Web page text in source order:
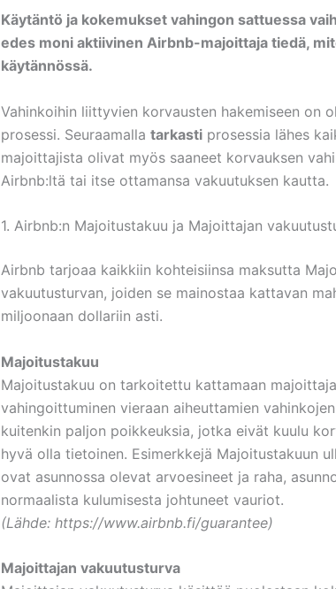
Käytäntö ja kokemukset vahingon sattuessa
edes moni aktiivinen Airbnb-majoittaja tiedä,
käytännössä.
Vahinkoihin liittyvien korvausten hakemiseen on
prosessi. Seuraamalla tarkasti prosessia lähes
majoittajista olivat myös saaneet korvauksen
Airbnb:ltä tai itse ottamansa vakuutuksen kautta.
1. Airbnb:n Majoitustakuu ja Majoittajan
Airbnb tarjoaa kaikkiin kohteisiinsa maksutta
vakuutusturvan, joiden se mainostaa kattavan
miljoonaan dollariin asti.
Majoitustakuu
Majoitustakuu on tarkoitettu kattamaan
vahingoittuminen vieraan aiheuttamien
kuitenkin paljon poikkeuksia, jotka eivät kuulu
hyvä olla tietoinen. Esimerkkejä Majoitustakuun
ovat asunnossa olevat arvoesineet ja raha,
normaalista kulumisesta johtuneet vauriot.
(Lähde: https://www.airbnb.fi/guarantee)
Majoittajan vakuutusturva